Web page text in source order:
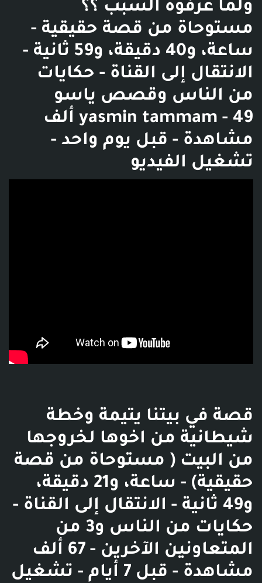
ولما عرفوه السبب ؟؟
مستوحاة من قصة حقيقية -
ساعة، و40 دقيقة، و59 ثانية -
الانتقال إلى القناة - ‫حكايات
من الناس وقصص ياسو
yasmin tammam - 49 ألف
مشاهدة - قبل يوم واحد -
تشغيل الفيديو
قصة في بيتنا يتيمة وخطة
شيطانية من اخوها لخروجها
من البيت ( مستوحاة من قصة
حقيقية) - ساعة، و21 دقيقة،
و49 ثانية - الانتقال إلى القناة -
‫حكايات من الناس و3 من
المتعاونين الآخرين - 67 ألف
مشاهدة - قبل 7 أيام - تشغيل